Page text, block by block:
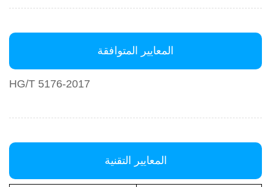
المعايير المتوافقة
HG/T 5176-2017
المعايير التقنية